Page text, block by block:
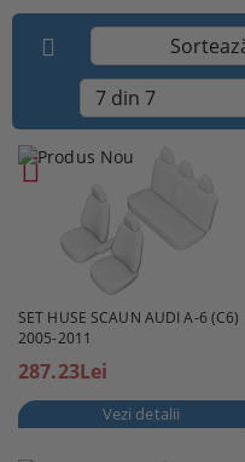
SET HUSE SCAUN AUDI A-6 (C6)
2005-2011
287.23Lei
Vezi detalii